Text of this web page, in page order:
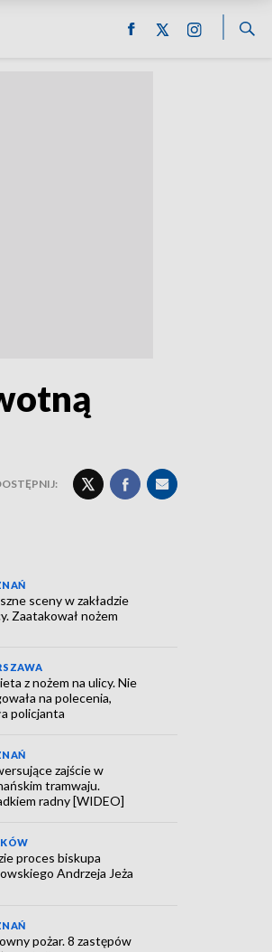
sceny w zakładzie
Zaatakował nożem
z nożem na ulicy. Nie
na polecenia,
policjanta
zajście w
tramwaju.
radny [WIDEO]
proces biskupa
Andrzeja Jeża
pożar. 8 zastępów